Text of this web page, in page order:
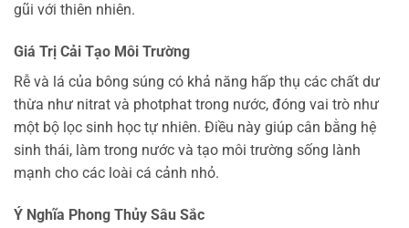
gũi với thiên nhiên.
Giá Trị Cải Tạo Môi Trường
Rễ và lá của bông súng có khả năng hấp thụ các chất dư
thừa như nitrat và photphat trong nước, đóng vai trò như
một bộ lọc sinh học tự nhiên. Điều này giúp cân bằng hệ
sinh thái, làm trong nước và tạo môi trường sống lành
mạnh cho các loài cá cảnh nhỏ.
Ý Nghĩa Phong Thủy Sâu Sắc